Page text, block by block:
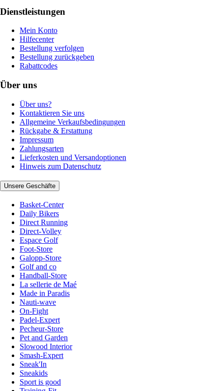
Dienstleistungen
Mein Konto
Hilfecenter
Bestellung verfolgen
Bestellung zurückgeben
Rabattcodes
Über uns
Über uns?
Kontaktieren Sie uns
Allgemeine Verkaufsbedingungen
Rückgabe & Erstattung
Impressum
Zahlungsarten
Lieferkosten und Versandoptionen
Hinweis zum Datenschutz
Unsere Geschäfte
Basket-Center
Daily Bikers
Direct Running
Direct-Volley
Espace Golf
Foot-Store
Galopp-Store
Golf and co
Handball-Store
La sellerie de Maé
Made in Paradis
Nauti-wave
On-Fight
Padel-Expert
Pecheur-Store
Pet and Garden
Slowood Interior
Smash-Expert
Sneak'In
Sneakids
Sport is good